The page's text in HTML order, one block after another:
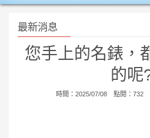
最新消息
您手上的名錶，
的呢
時間：2025/07/08 點閱：732